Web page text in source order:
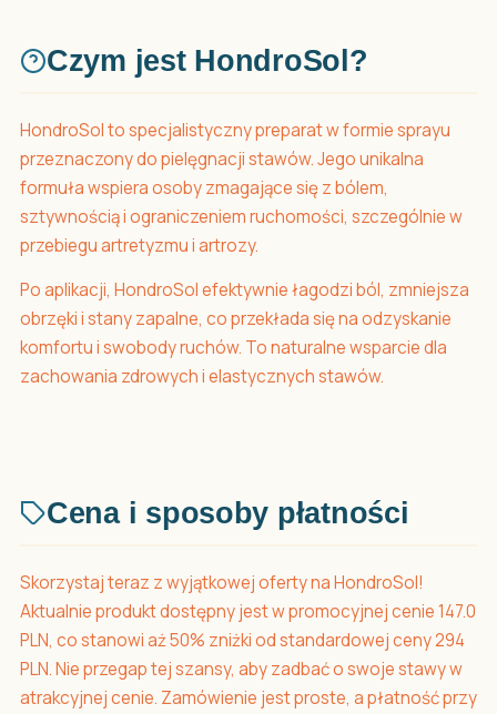
Czym jest HondroSol?
HondroSol to specjalistyczny preparat w formie sprayu
przeznaczony do pielęgnacji stawów. Jego unikalna
formuła wspiera osoby zmagające się z bólem,
sztywnością i ograniczeniem ruchomości, szczególnie w
przebiegu artretyzmu i artrozy.
Po aplikacji, HondroSol efektywnie łagodzi ból, zmniejsza
obrzęki i stany zapalne, co przekłada się na odzyskanie
komfortu i swobody ruchów. To naturalne wsparcie dla
zachowania zdrowych i elastycznych stawów.
Cena i sposoby płatności
Skorzystaj teraz z wyjątkowej oferty na HondroSol!
Aktualnie produkt dostępny jest w promocyjnej cenie 147.0
PLN, co stanowi aż 50% zniżki od standardowej ceny 294
PLN. Nie przegap tej szansy, aby zadbać o swoje stawy w
atrakcyjnej cenie. Zamówienie jest proste, a płatność przy